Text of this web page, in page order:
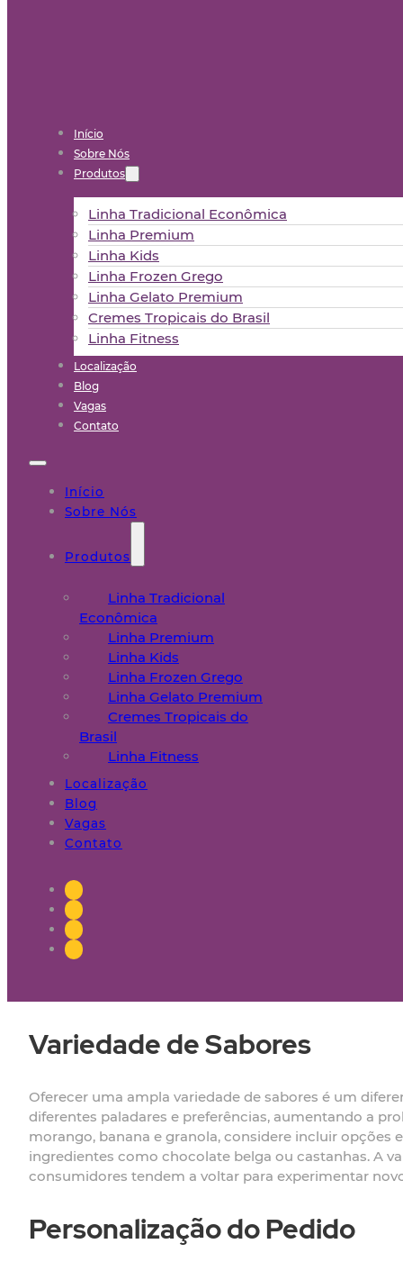
Início
Sobre Nós
Produtos
Linha Tradicional Econômica
Linha Premium
Linha Kids
Linha Frozen Grego
Linha Gelato Premium
Cremes Tropicais do Brasil
Linha Fitness
Localização
Blog
Vagas
Contato
Início
Sobre Nós
Produtos
Linha Tradicional
Econômica
Linha Premium
Linha Kids
Linha Frozen Grego
Linha Gelato Premium
Cremes Tropicais do
Brasil
Linha Fitness
Localização
Blog
Vagas
Contato
Variedade de Sabores
Oferecer uma ampla variedade de sabores é um
diferentes paladares e preferências, aumentando a
morango, banana e granola, considere incluir
ingredientes como chocolate belga ou castanhas. A
consumidores tendem a voltar para experimentar
Personalização do Pedido